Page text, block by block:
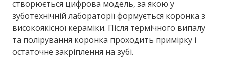
створюється цифрова модель, за якою у
зуботехнічній лабораторії формується коронка з
високоякісної кераміки. Після термічного випалу
та полірування коронка проходить примірку і
остаточне закріплення на зубі.